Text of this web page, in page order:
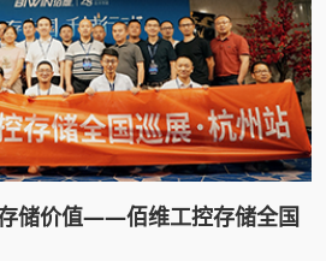
储价值——佰维工控存储全国